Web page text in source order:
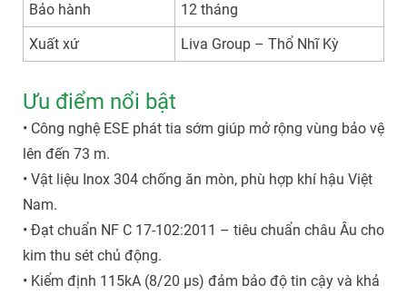
Bảo hành
12 tháng
Xuất xứ
Liva Group – Thổ Nhĩ Kỳ
Ưu điểm nổi bật
• Công nghệ ESE phát tia sớm giúp mở rộng vùng bảo vệ
lên đến 73 m.
• Vật liệu Inox 304 chống ăn mòn, phù hợp khí hậu Việt
Nam.
• Đạt chuẩn NF C 17-102:2011 – tiêu chuẩn châu Âu cho
kim thu sét chủ động.
• Kiểm định 115kA (8/20 µs) đảm bảo độ tin cậy và khả